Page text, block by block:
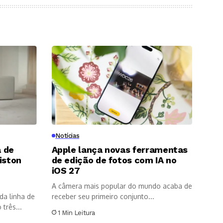
de
linha de
três...
Notícias
Apple lança novas ferramentas
de edição de fotos com IA no
iOS 27
A câmera mais popular do mundo acaba de
receber seu primeiro conjunto...
1 Min Leitura